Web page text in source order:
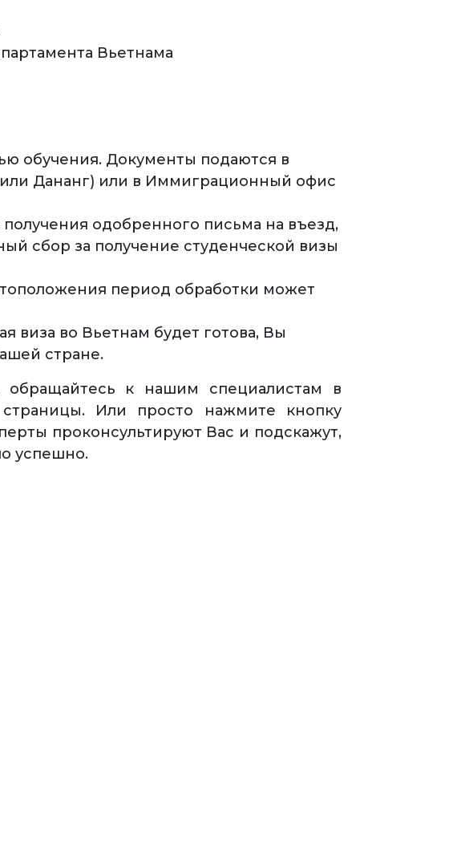
Вьетнама
обучения. Документы подаются в
Дананг) или в Иммиграционный офис
одобренного письма на въезд,
сбор за получение студенческой визы
период обработки может
виза во Вьетнам будет готова, Вы
стране.
к нашим специалистам в
Или просто нажмите кнопку
проконсультируют Вас и подскажут,
успешно.